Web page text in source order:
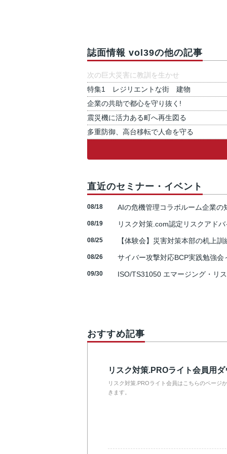
誌面情報 vol39の他の記事
次の巨大災害に教訓を生かせ
特集1 レジリエントな街 建物
企業の共助で都心を守り抜く!
震災機に活力ある町へ再生図る
多重防御、高台移転で人命を守る
直近のセミナー・イベント
08/18 AIの危機管理コラボルーム企業
08/19 リスク対策.com認定リスクアド
08/25 【体験会】災害対策本部の机上
08/26 サイバー攻撃対応BCP実践勉強
09/30 ISO/TS31050 エマージング・リ
おすすめ記事
リスク対策.PROライト会員用
リスク対策.PROライト会員はこちらのページ
きます。